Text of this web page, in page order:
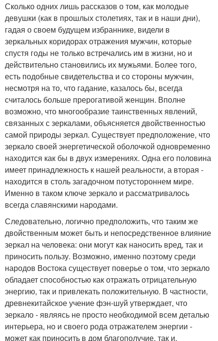
Сколько одних лишь рассказов о том, как молодые
девушки (как в прошлых столетиях, так и в наши дни),
гадая о своем будущем избраннике, видели в
зеркальных коридорах отражения мужчин, которые
спустя годы не только встречались им в жизни, но и
действительно становились их мужьями. Более того,
есть подобные свидетельства и со стороны мужчин,
несмотря на то, что гадание, казалось бы, всегда
считалось больше прерогативой женщин. Вполне
возможно, что многообразие таинственных явлений,
связанных с зеркалами, объясняется двойственностью
самой природы зеркал. Существует предположение, что
зеркало своей энергетической оболочкой одновременно
находится как бы в двух измерениях. Одна его половина
имеет принадлежность к нашей реальности, а вторая -
находится в столь загадочном потустороннем мире.
Именно в таком ключе зеркало и рассматривалось
всегда славянскими народами.
Следовательно, логично предположить, что таким же
двойственным может быть и непосредственное влияние
зеркал на человека: они могут как наносить вред, так и
приносить пользу. Возможно, именно поэтому среди
народов Востока существует поверье о том, что зеркало
обладает способностью как отражать отрицательную
энергию, так и привлекать положительную. В частности,
древнекитайское учение фэн-шуй утверждает, что
зеркало - являясь не просто необходимой всем деталью
интерьера, но и своего рода отражателем энергии -
может как приносить в дом благополучие, так и,